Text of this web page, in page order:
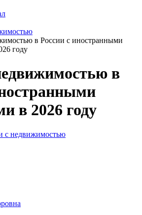
в России с иностранными
году
в
в 2026 году
с недвижимостью